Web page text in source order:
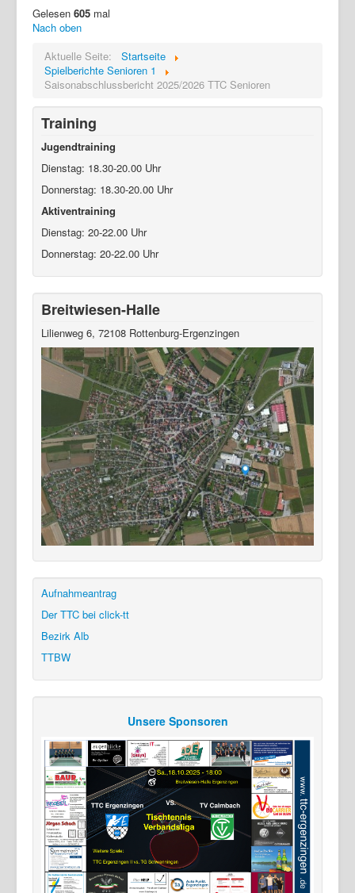
Gelesen 605 mal
Nach oben
Aktuelle Seite:
Startseite
Spielberichte Senioren 1
Saisonabschlussbericht 2025/2026 TTC Senioren
Training
Jugendtraining
Dienstag: 18.30-20.00 Uhr
Donnerstag: 18.30-20.00 Uhr
Aktiventraining
Dienstag: 20-22.00 Uhr
Donnerstag: 20-22.00 Uhr
Breitwiesen-Halle
Lilienweg 6, 72108 Rottenburg-Ergenzingen
Aufnahmeantrag
Der TTC bei click-tt
Bezirk Alb
TTBW
Unsere Sponsoren